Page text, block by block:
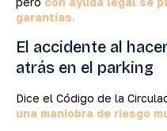
garantías.
El accidente al
atrás en el parking
Dice el Código de la
una maniobra de riesgo